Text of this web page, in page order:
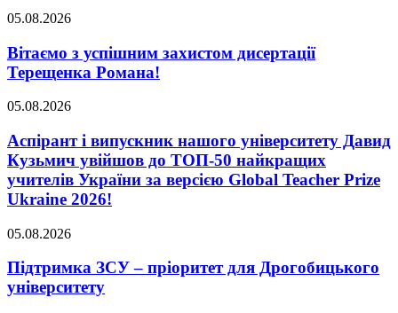
05.08.2026
Вітаємо з успішним захистом дисертації
Терещенка Романа!
05.08.2026
Аспірант і випускник нашого університету Давид
Кузьмич увійшов до ТОП-50 найкращих
учителів України за версією Global Teacher Prize
Ukraine 2026!
05.08.2026
Підтримка ЗСУ – пріоритет для Дрогобицького
університету